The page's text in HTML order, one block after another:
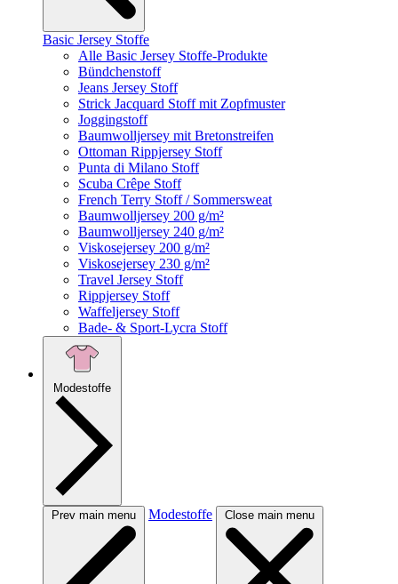
Basic Jersey Stoffe
Alle Basic Jersey Stoffe-Produkte
Bündchenstoff
Jeans Jersey Stoff
Strick Jacquard Stoff mit Zopfmuster
Joggingstoff
Baumwolljersey mit Bretonstreifen
Ottoman Rippjersey Stoff
Punta di Milano Stoff
Scuba Crêpe Stoff
French Terry Stoff / Sommersweat
Baumwolljersey 200 g/m²
Baumwolljersey 240 g/m²
Viskosejersey 200 g/m²
Viskosejersey 230 g/m²
Travel Jersey Stoff
Rippjersey Stoff
Waffeljersey Stoff
Bade- & Sport-Lycra Stoff
Modestoffe
Prev main menu Modestoffe Close main menu